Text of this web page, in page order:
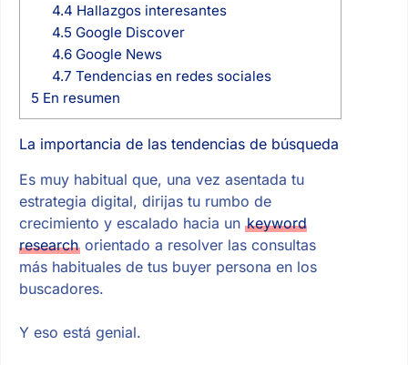
4.4 Hallazgos interesantes
4.5 Google Discover
4.6Google News
4.7 Tendencias en redes sociales
5 En resumen
La importancia de las tendencias de búsqueda
Es muy habitual que, una vez asentada tu
estrategia digital, dirijas tu rumbo de
crecimiento y escalado hacia un keyword
researchorientado a resolver las consultas
más habituales de tus buyer persona en los
buscadores.
Y eso está genial.